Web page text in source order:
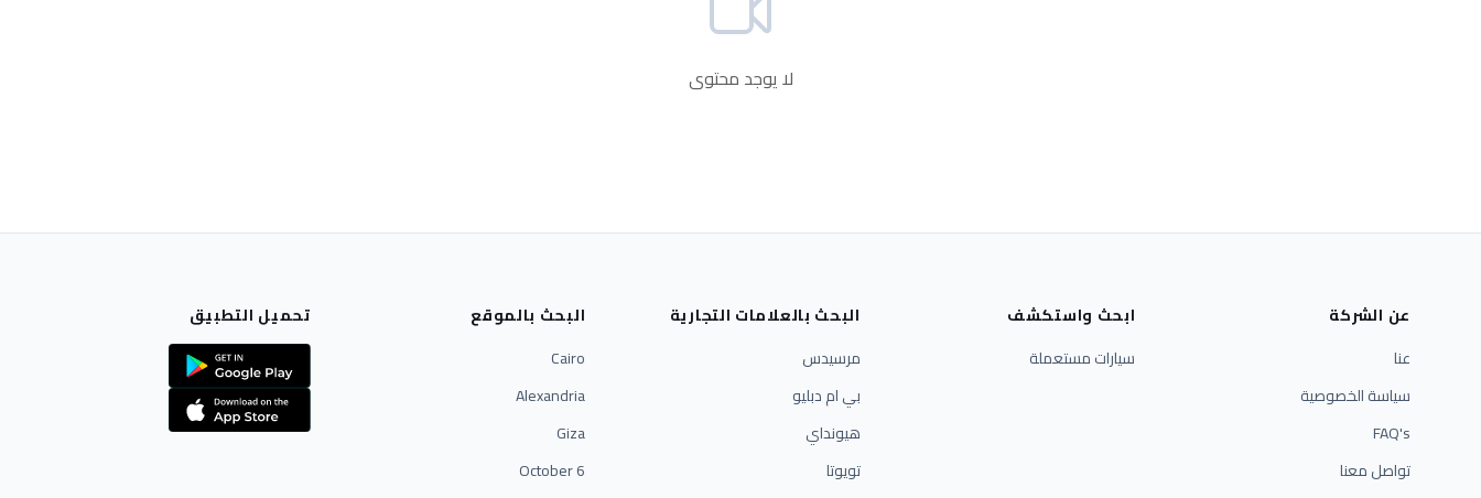
لا يوجد محتوى
عن الشركة
عنا
سياسة الخصوصية
FAQ's
تواصل معنا
ابحث واستكشف
سيارات مستعملة
البحث بالعلامات التجارية
مرسيدس
بي ام دبليو
هيونداي
تويوتا
البحث بالموقع
Cairo
Alexandria
Giza
6 October
تحميل التطبيق